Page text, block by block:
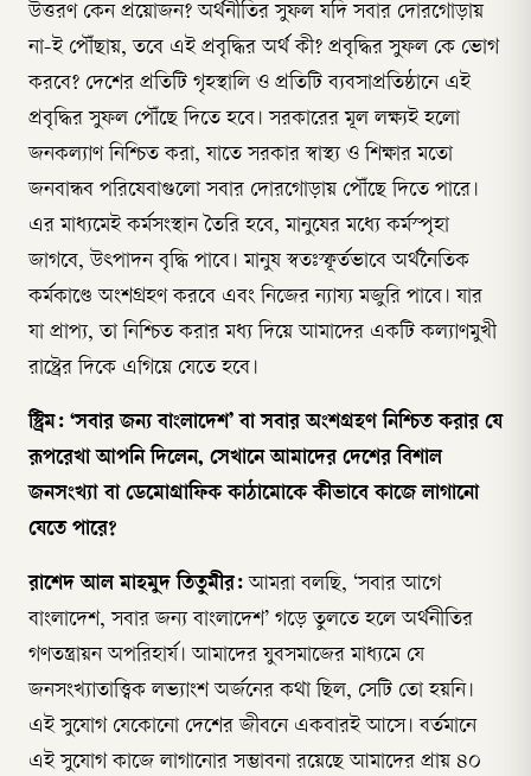
উত্তরণ কেন প্রয়োজন? অর্থনীতির সুফল যদি সবার দোরগোড়ায়
না-ই পৌঁছায়, তবে এই প্রবৃদ্ধির অর্থ কী? প্রবৃদ্ধির সুফল কে ভোগ
করবে? দেশের প্রতিটি গৃহস্থালি ও প্রতিটি ব্যবসাপ্রতিষ্ঠানে এই
প্রবৃদ্ধির সুফল পৌঁছে দিতে হবে। সরকারের মূল লক্ষ্যই হলো
জনকল্যাণ নিশ্চিত করা, যাতে সরকার স্বাস্থ্য ও শিক্ষার মতো
জনবান্ধব পরিষেবাগুলো সবার দোরগোড়ায় পৌঁছে দিতে পারে।
এর মাধ্যমেই কর্মসংস্থান তৈরি হবে, মানুষের মধ্যে কর্মস্পৃহা
জাগবে, উৎপাদন বৃদ্ধি পাবে। মানুষ স্বতঃস্ফূর্তভাবে অর্থনৈতিক
কর্মকাণ্ডে অংশগ্রহণ করবে এবং নিজের ন্যায্য মজুরি পাবে। যার
যা প্রাপ্য, তা নিশ্চিত করার মধ্য দিয়ে আমাদের একটি কল্যাণমুখী
রাষ্ট্রের দিকে এগিয়ে যেতে হবে।
স্ট্রিম: ‘সবার জন্য বাংলাদেশ’ বা সবার অংশগ্রহণ নিশ্চিত করার যে
রূপরেখা আপনি দিলেন, সেখানে আমাদের দেশের বিশাল
জনসংখ্যা বা ডেমোগ্রাফিক কাঠামোকে কীভাবে কাজে লাগানো
যেতে পারে?
রাশেদ আল মাহমুদ তিতুমীর: আমরা বলছি, ‘সবার আগে
বাংলাদেশ, সবার জন্য বাংলাদেশ’ গড়ে তুলতে হলে অর্থনীতির
গণতন্ত্রায়ন অপরিহার্য। আমাদের যুবসমাজের মাধ্যমে যে
জনসংখ্যাতাত্ত্বিক লভ্যাংশ অর্জনের কথা ছিল, সেটি তো হয়নি।
এই সুযোগ যেকোনো দেশের জীবনে একবারই আসে। বর্তমানে
এই সুযোগ কাজে লাগানোর সম্ভাবনা রয়েছে আমাদের প্রায় ৪০